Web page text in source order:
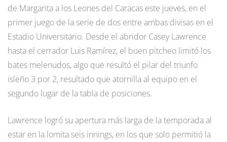
de Margarita a los Leones del Caracas este jueves, en el
primer juego de la serie de dos entre ambas divisas en el
Estadio Universitario. Desde el abridor Casey Lawrence
hasta el cerrador Luis Ramírez, el buen pitcheo limitó los
bates melenudos, algo que resultó el pilar del triunfo
isleño 3 por 2, resultado que atornilla al equipo en el
segundo lugar de la tabla de posiciones.
Lawrence logró su apertura más larga de la temporada al
estar en la lomita seis innings, en los que solo permitió la